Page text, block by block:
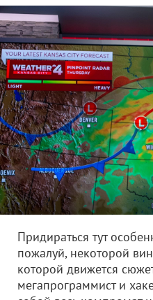
Придираться тут
пожалуй, некоторой
которой движется
мегапрограммист и